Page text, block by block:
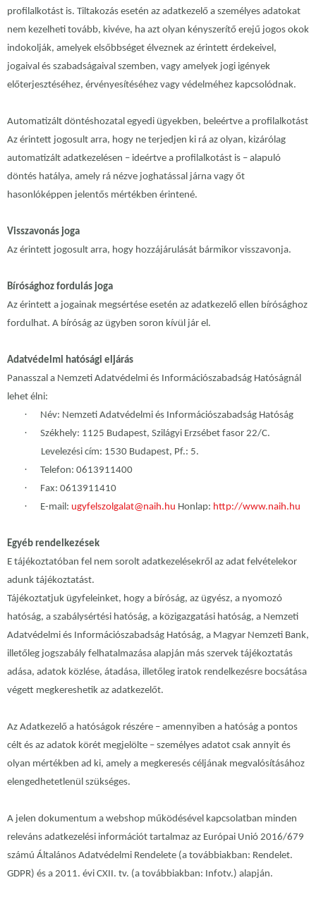
profilalkotást is. Tiltakozás esetén az adatkezelő a személyes adatokat
nem kezelheti tovább, kivéve, ha azt olyan kényszerítő erejű jogos okok
indokolják, amelyek elsőbbséget élveznek az érintett érdekeivel,
jogaival és szabadságaival szemben, vagy amelyek jogi igények
előterjesztéséhez, érvényesítéséhez vagy védelméhez kapcsolódnak.
Automatizált döntéshozatal egyedi ügyekben, beleértve a profilalkotást
Az érintett jogosult arra, hogy ne terjedjen ki rá az olyan, kizárólag
automatizált adatkezelésen – ideértve a profilalkotást is – alapuló
döntés hatálya, amely rá nézve joghatással járna vagy őt
hasonlóképpen jelentős mértékben érintené.
Visszavonás joga
Az érintett jogosult arra, hogy hozzájárulását bármikor visszavonja.
Bírósághoz fordulás joga
Az érintett a jogainak megsértése esetén az adatkezelő ellen bírósághoz
fordulhat. A bíróság az ügyben soron kívül jár el.
Adatvédelmi hatósági eljárás
Panasszal a Nemzeti Adatvédelmi és Információszabadság Hatóságnál
lehet élni:
· Név: Nemzeti Adatvédelmi és Információszabadság Hatóság
·
Székhely: 1125 Budapest, Szilágyi Erzsébet fasor 22/C.
Levelezési cím: 1530 Budapest, Pf.: 5.
· Telefon: 0613911400
· Fax: 0613911410
· E-mail: ugyfelszolgalat@naih.hu Honlap: http://www.naih.hu
Egyéb rendelkezések
E tájékoztatóban fel nem sorolt adatkezelésekről az adat felvételekor
adunk tájékoztatást.
Tájékoztatjuk ügyfeleinket, hogy a bíróság, az ügyész, a nyomozó
hatóság, a szabálysértési hatóság, a közigazgatási hatóság, a Nemzeti
Adatvédelmi és Információszabadság Hatóság, a Magyar Nemzeti Bank,
illetőleg jogszabály felhatalmazása alapján más szervek tájékoztatás
adása, adatok közlése, átadása, illetőleg iratok rendelkezésre bocsátása
végett megkereshetik az adatkezelőt.
Az Adatkezelő a hatóságok részére – amennyiben a hatóság a pontos
célt és az adatok körét megjelölte – személyes adatot csak annyit és
olyan mértékben ad ki, amely a megkeresés céljának megvalósításához
elengedhetetlenül szükséges.
A jelen dokumentum a webshop működésével kapcsolatban minden
releváns adatkezelési információt tartalmaz az Európai Unió 2016/679
számú Általános Adatvédelmi Rendelete (a továbbiakban: Rendelet.
GDPR) és a 2011. évi CXII. tv. (a továbbiakban: Infotv.) alapján.